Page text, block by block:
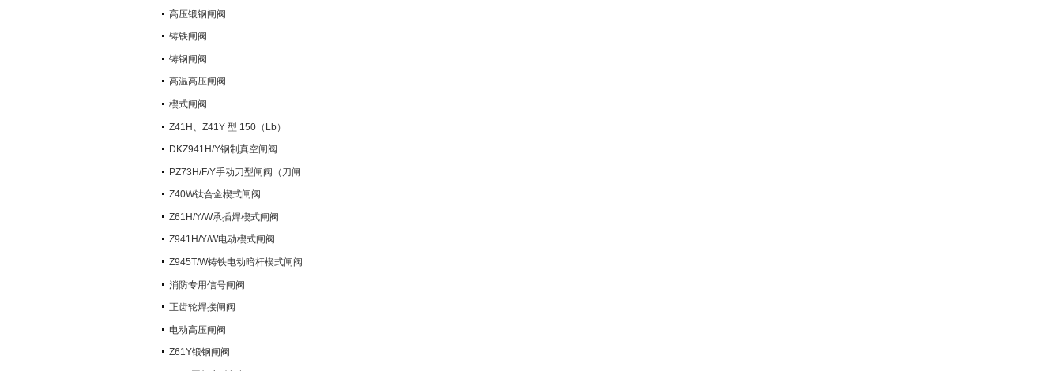
高压锻钢闸阀
铸铁闸阀
铸钢闸阀
高温高压闸阀
楔式闸阀
Z41H、Z41Y 型 150（Lb）
~600（Lb） 钢制楔式闸阀
DKZ941H/Y钢制真空闸阀
PZ73H/F/Y手动刀型闸阀（刀闸
阀）Z40W钛合金楔式闸阀
Z61H/Y/W承插焊楔式闸阀
Z941H/Y/W电动楔式闸阀
Z945T/W铸铁电动暗杆楔式闸阀
消防专用信号闸阀
正齿轮焊接闸阀
电动高压闸阀
Z61Y锻钢闸阀